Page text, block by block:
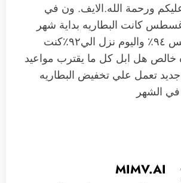
ورحمة الله.الايف. ون في
كانت البطاريه بداية شهر
اغسطس ٩٤٪؜ واليوم نزل الي٩٢٪؜كنت
خالص هل ابل كل ما يقترب مواعيد
تعمل علي تخفيض البطاريه
الشهر
MIMV.AI